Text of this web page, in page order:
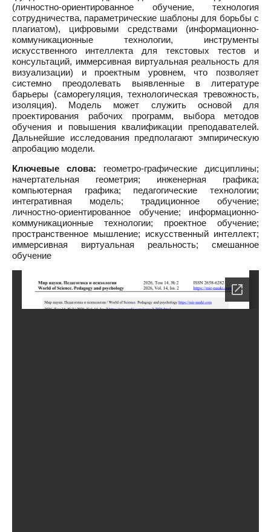
(личностно-ориентированное обучение, технология
сотрудничества, параметрические шаблоны для борьбы с
плагиатом), цифровыми средствами (информационно-
коммуникационные технологии, инструменты
искусственного интеллекта для текстовых тестов и
консультаций, иммерсивная виртуальная реальность для
визуализации) и проектным уровнем, что позволяет
системно преодолевать выявленные в литературе
барьеры (саморегуляция, технологическая тревожность,
изоляция). Модель может служить основой для
проектирования рабочих программ, выбора методов
обучения и повышения квалификации преподавателей.
Дальнейшие исследования предполагают эмпирическую
апробацию модели.
Ключевые слова: геометро-графические дисциплины;
начертательная геометрия; инженерная графика;
компьютерная графика; педагогические технологии;
интегративная модель; традиционное обучение;
личностно-ориентированное обучение; информационно-
коммуникационные технологии; проектное обучение;
пространственное мышление; искусственный интеллект;
иммерсивная виртуальная реальность; смешанное
обучение